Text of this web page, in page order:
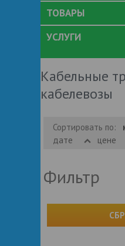
ТОВАРЫ
УСЛУГИ
Кабельные
кабелевозы
Сортировать по:
дате цене
Фильтр